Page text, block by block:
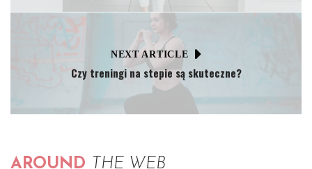
NEXT ARTICLE
Czy treningi na stepie są skuteczne?
AROUND THE WEB